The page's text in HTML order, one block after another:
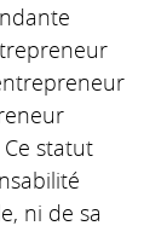
statut
ni de sa